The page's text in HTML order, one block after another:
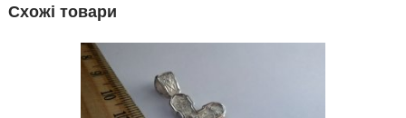
Схожі товари